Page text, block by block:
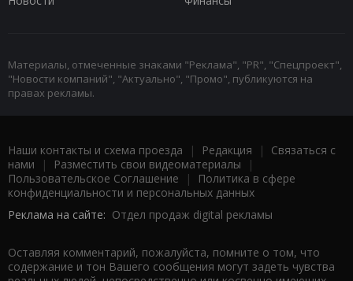
Материалы, отмеченные знаками "Реклама", "PR", "Спецпроект",
"Новости компаний", "Актуально", "Промо", публикуются на
правах рекламы.
Наши контакты и схема проезда | Редакция | Связаться с
нами | Разместить свои видеоматериалы |
Пользовательское Соглашение |
Политика в сфере
конфиденциальности и персональных данных
Реклама на сайте: Отдел продаж digital рекламы
Оставляя комментарий, пожалуйста, помните о том, что
содержание и тон Вашего сообщения могут задеть чувства